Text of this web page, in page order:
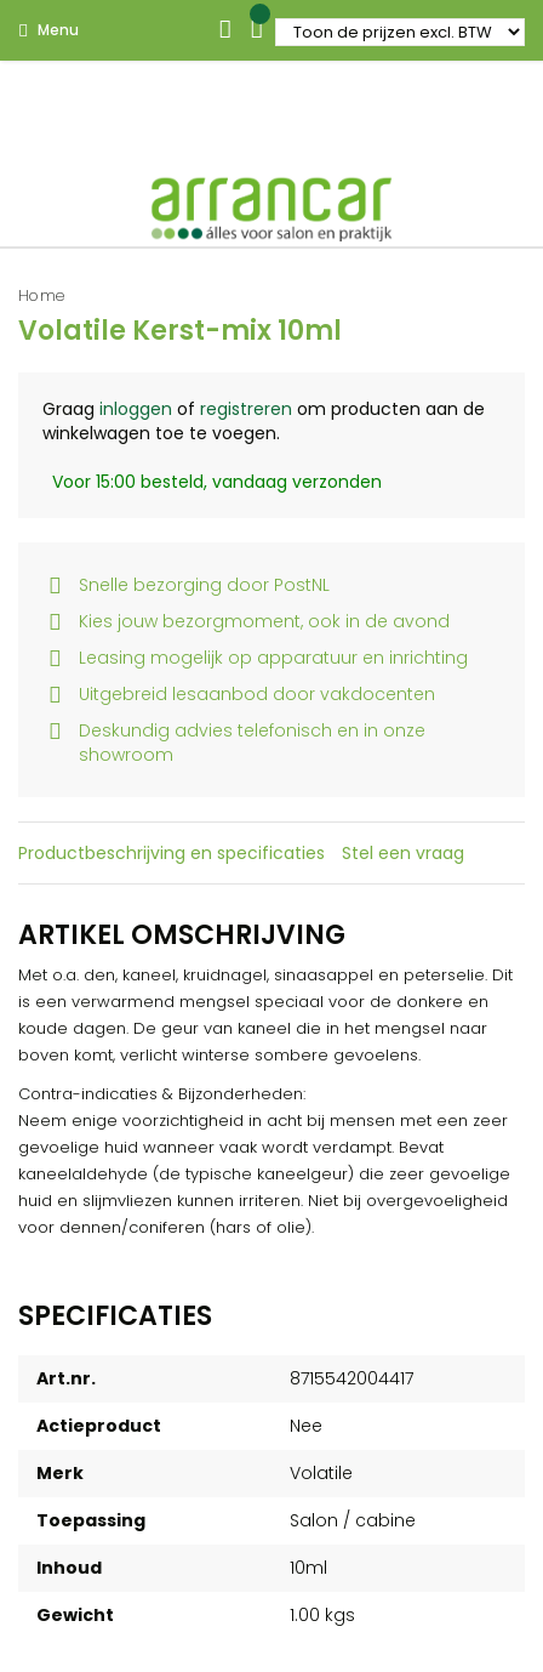
Menu
Home
Volatile Kerst-mix 10ml
Graag inloggen of registreren om producten aan de
winkelwagen toe te voegen.
Voor 15:00 besteld, vandaag verzonden
Snelle bezorging door PostNL
Kies jouw bezorgmoment, ook in de avond
Leasing mogelijk op apparatuur en inrichting
Uitgebreid lesaanbod door vakdocenten
Deskundig advies telefonisch en in onze
showroom
Productbeschrijving en specificaties Stel een vraag
ARTIKEL OMSCHRIJVING
Met o.a. den, kaneel, kruidnagel, sinaasappel en peterselie. Dit
is een verwarmend mengsel speciaal voor de donkere en
koude dagen. De geur van kaneel die in het mengsel naar
boven komt, verlicht winterse sombere gevoelens.
Contra-indicaties & Bijzonderheden:
Neem enige voorzichtigheid in acht bij mensen met een zeer
gevoelige huid wanneer vaak wordt verdampt. Bevat
kaneelaldehyde (de typische kaneelgeur) die zeer gevoelige
huid en slijmvliezen kunnen irriteren. Niet bij overgevoeligheid
voor dennen/coniferen (hars of olie).
SPECIFICATIES
Art.nr.
8715542004417
Actieproduct
Nee
Merk
Volatile
Toepassing
Salon / cabine
Inhoud
10ml
Gewicht
1.00 kgs